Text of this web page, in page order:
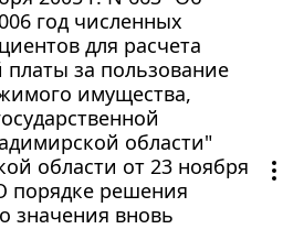
год численных
для расчета
за пользование
имущества,
области"
области от 23 ноября
порядке решения
значения вновь